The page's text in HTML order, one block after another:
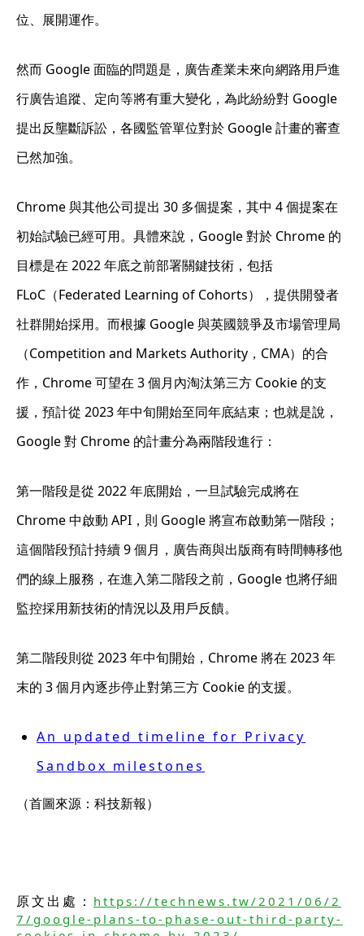
位、展開運作。
然而 Google 面臨的問題是，廣告產業未來向網路用戶進
行廣告追蹤、定向等將有重大變化，為此紛紛對 Google
提出反壟斷訴訟，各國監管單位對於 Google 計畫的審查
已然加強。
Chrome 與其他公司提出 30 多個提案，其中 4 個提案在
初始試驗已經可用。具體來說，Google 對於 Chrome 的
目標是在 2022 年底之前部署關鍵技術，包括
FLoC（Federated Learning of Cohorts），提供開發者
社群開始採用。而根據 Google 與英國競爭及市場管理局
（Competition and Markets Authority，CMA）的合
作，Chrome 可望在 3 個月內淘汰第三方 Cookie 的支
援，預計從 2023 年中旬開始至同年底結束；也就是說，
Google 對 Chrome 的計畫分為兩階段進行：
第一階段是從 2022 年底開始，一旦試驗完成將在
Chrome 中啟動 API，則 Google 將宣布啟動第一階段；
這個階段預計持續 9 個月，廣告商與出版商有時間轉移他
們的線上服務，在進入第二階段之前，Google 也將仔細
監控採用新技術的情況以及用戶反饋。
第二階段則從 2023 年中旬開始，Chrome 將在 2023 年
末的 3 個月內逐步停止對第三方 Cookie 的支援。
An updated timeline for Privacy
Sandbox milestones
（首圖來源：科技新報）
原文出處： https://technews.tw/2021/06/2
7/google-plans-to-phase-out-third-party-